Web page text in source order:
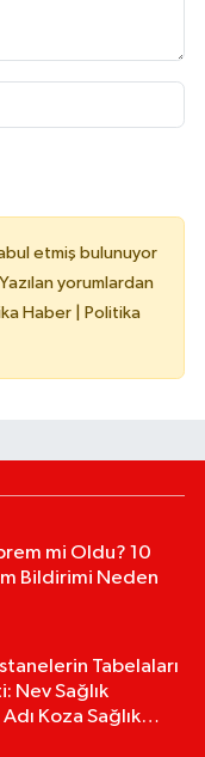
etmiş bulunuyor
yorumlardan
Haber | Politika
mi Oldu? 10
Bildirimi Neden
Tabelaları
Nev Sağlık
Koza Sağlık